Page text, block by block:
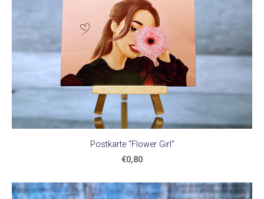
Postkarte "Flower Girl"
€0,80